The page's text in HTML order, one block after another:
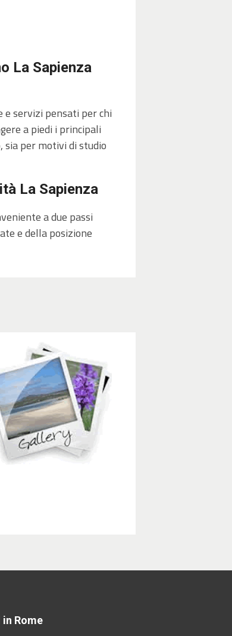
La Sapienza
servizi pensati per chi
a piedi i principali
sia per motivi di studio
La Sapienza
a due passi
e della posizione
Rome